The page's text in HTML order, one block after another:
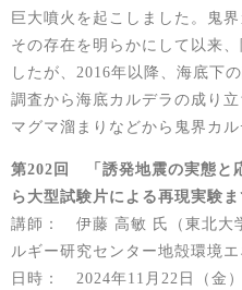
巨大噴火を起こしました。鬼
その存在を明らかにして以来
したが、2016年以降、海底下
調査から海底カルデラの成り
マグマ溜まりなどから鬼界カ
第202回 「誘発地震の実態と
ら大型試験片による再現実験ま
講師： 伊藤 高敏 氏（東北大
ルギー研究センター地殻環境
日時： 2024年11月22日（金